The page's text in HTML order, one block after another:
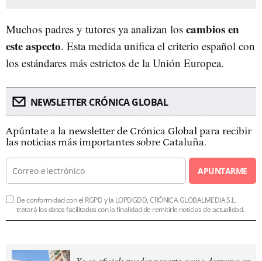
Muchos padres y tutores ya analizan los cambios en
este aspecto. Esta medida unifica el criterio español con
los estándares más estrictos de la Unión Europea.
NEWSLETTER CRÓNICA GLOBAL
Apúntate a la newsletter de Crónica Global para recibir
las noticias más importantes sobre Cataluña.
APUNTARME
De conformidad con el RGPD y la LOPDGDD, CRÓNICA GLOBALMEDIA S.L.
tratará los datos facilitados con la finalidad de remitirle noticias de actualidad.